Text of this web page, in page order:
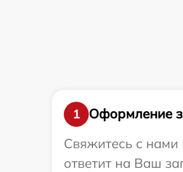
1
Оформление
Свяжитесь с нами
ответит на Ваш